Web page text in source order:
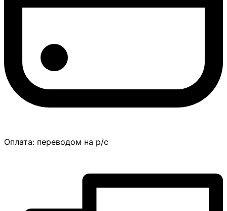
Оплата: переводом на р/с